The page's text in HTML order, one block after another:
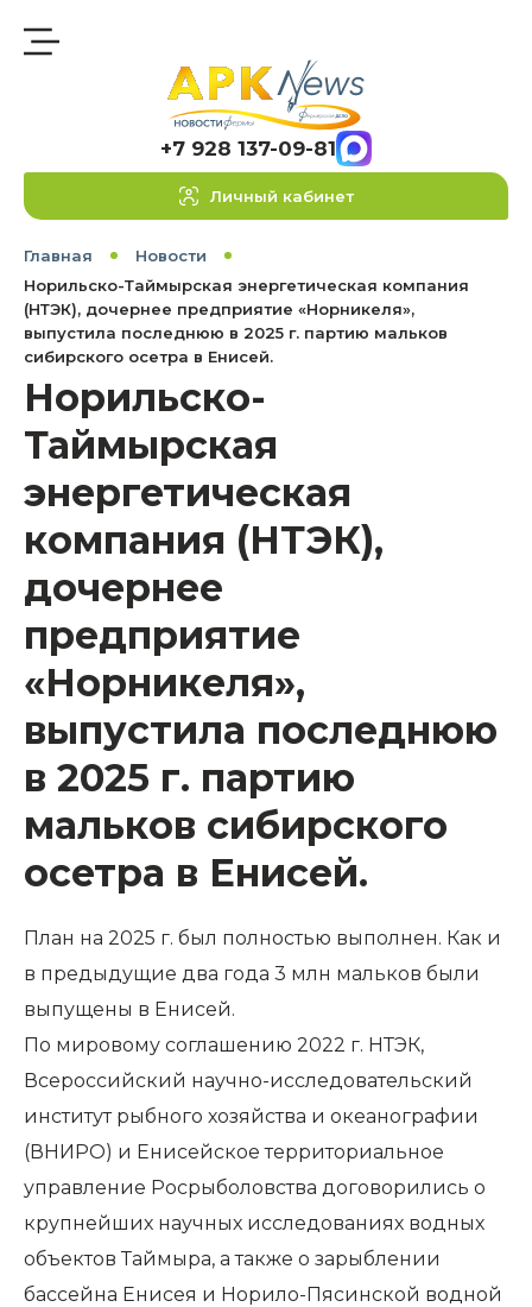
+7 928 137-09-81
Личный кабинет
Главная
Новости
Норильско-Таймырская энергетическая компания
(НТЭК), дочернее предприятие «Норникеля»,
выпустила последнюю в 2025 г. партию мальков
сибирского осетра в Енисей.
Норильско-
Таймырская
энергетическая
компания (НТЭК),
дочернее
предприятие
«Норникеля»,
выпустила последнюю
в 2025 г. партию
мальков сибирского
осетра в Енисей.
План на 2025 г. был полностью выполнен. Как и
в предыдущие два года 3 млн мальков были
выпущены в Енисей.
По мировому соглашению 2022 г. НТЭК,
Всероссийский научно-исследовательский
институт рыбного хозяйства и океанографии
(ВНИРО) и Енисейское территориальное
управление Росрыболовства договорились о
крупнейших научных исследованиях водных
объектов Таймыра, а также о зарыблении
бассейна Енисея и Норило-Пясинской водной